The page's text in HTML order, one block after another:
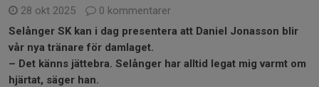
28 okt 2025
0 kommentarer
Selånger SK kan i dag presentera att Daniel Jonasson blir
vår nya tränare för damlaget.
– Det känns jättebra. Selånger har alltid legat mig varmt om
hjärtat, säger han.